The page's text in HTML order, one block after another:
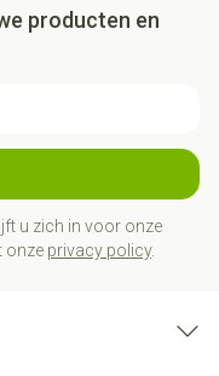
producten en
u zich in voor onze
onze privacy policy.